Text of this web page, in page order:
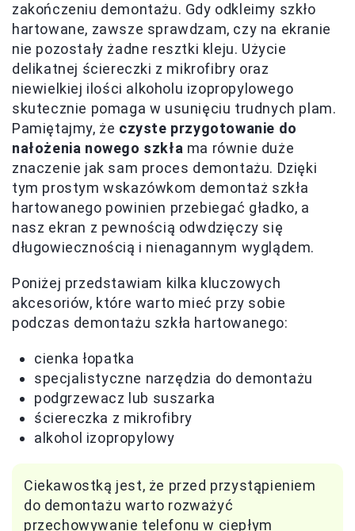
zakończeniu demontażu. Gdy odkleimy szkło
hartowane, zawsze sprawdzam, czy na ekranie
nie pozostały żadne resztki kleju. Użycie
delikatnej ściereczki z mikrofibry oraz
niewielkiej ilości alkoholu izopropylowego
skutecznie pomaga w usunięciu trudnych plam.
Pamiętajmy, że czyste przygotowanie do
nałożenia nowego szkła ma równie duże
znaczenie jak sam proces demontażu. Dzięki
tym prostym wskazówkom demontaż szkła
hartowanego powinien przebiegać gładko, a
nasz ekran z pewnością odwdzięczy się
długowiecznością i nienagannym wyglądem.
Poniżej przedstawiam kilka kluczowych
akcesoriów, które warto mieć przy sobie
podczas demontażu szkła hartowanego:
cienka łopatka
specjalistyczne narzędzia do demontażu
podgrzewacz lub suszarka
ściereczka z mikrofibry
alkohol izopropylowy
Ciekawostką jest, że przed przystąpieniem
do demontażu warto rozważyć
przechowywanie telefonu w ciepłym